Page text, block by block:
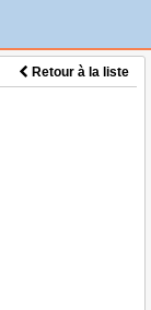
Retour à la liste